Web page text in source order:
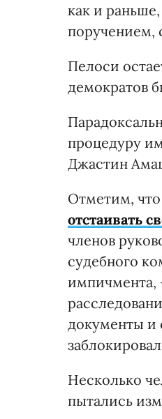
как и раньше,
поручением,
Пелоси
демократов
процедуру
Джастин
Отметим,
отстаивать
членов
судебного
импичмента,
документы и
Несколько
пытались